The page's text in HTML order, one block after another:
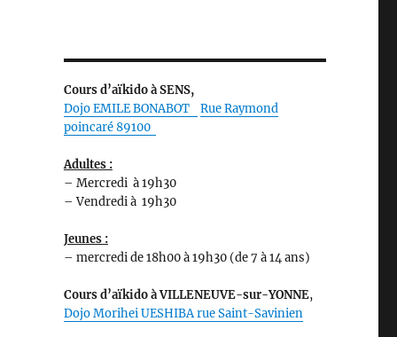
Cours d’aïkido à SENS,
Dojo EMILEBONABOT
Rue Raymond
poincaré 89100
Adultes :
– Mercredi à 19h30
– Vendredi à 19h30
Jeunes :
– mercredi de 18h00 à 19h30 (de 7 à 14 ans)
Cours d’aïkidoà VILLENEUVE-sur-YONNE,
Dojo Morihei UESHIBA rue Saint-Savinien